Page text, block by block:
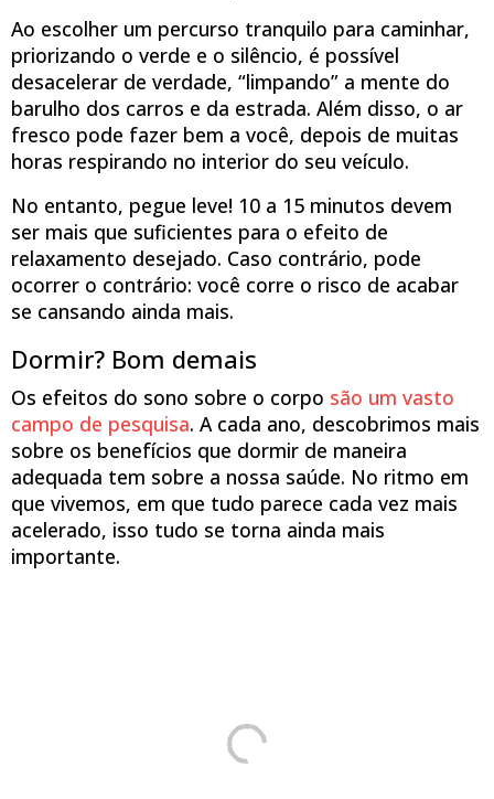
Ao escolher um percurso tranquilo para caminhar,
priorizando o verde e o silêncio, é possível
desacelerar de verdade, “limpando” a mente do
barulho dos carros e da estrada. Além disso, o ar
fresco pode fazer bem a você, depois de muitas
horas respirando no interior do seu veículo.
No entanto, pegue leve! 10 a 15 minutos devem
ser mais que suficientes para o efeito de
relaxamento desejado. Caso contrário, pode
ocorrer o contrário: você corre o risco de acabar
se cansando ainda mais.
Dormir? Bom demais
Os efeitos do sono sobre o corpo são um vasto
campo de pesquisa. A cada ano, descobrimos mais
sobre os benefícios que dormir de maneira
adequada tem sobre a nossa saúde. No ritmo em
que vivemos, em que tudo parece cada vez mais
acelerado, isso tudo se torna ainda mais
importante.